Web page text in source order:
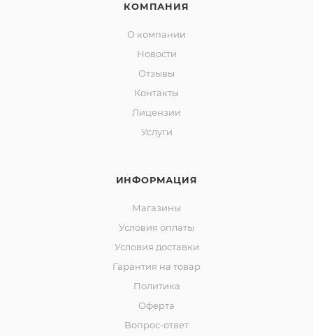
КОМПАНИЯ
О компании
Новости
Отзывы
Контакты
Лицензии
Услуги
ИНФОРМАЦИЯ
Магазины
Условия оплаты
Условия доставки
Гарантия на товар
Политика
Оферта
Вопрос-ответ